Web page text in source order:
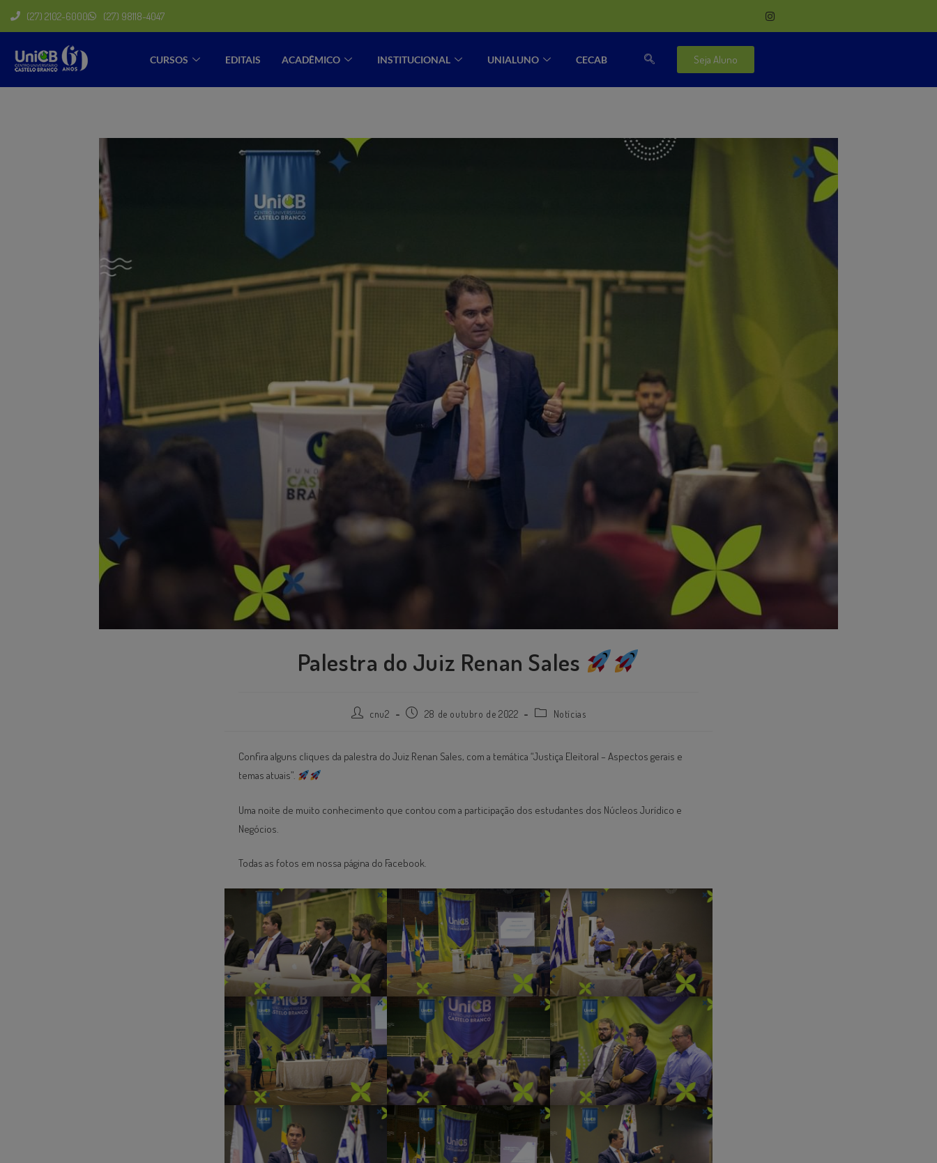
(27) 2102-6000 (27) 98118-4047
CURSOS EDITAIS ACADÊMICO INSTITUCIONAL UNIALUNO CECAB Seja Aluno
Palestra do Juiz Renan Sales
cnu2 28 de outubro de 2022 Notícias
Confira alguns cliques da palestra do Juiz Renan Sales, com a temática “Justiça Eleitoral – Aspectos gerais e
temas atuais”.
Uma noite de muito conhecimento que contou com a participação dos estudantes dos Núcleos Jurídico e
Negócios.
Todas as fotos em nossa página do Facebook.